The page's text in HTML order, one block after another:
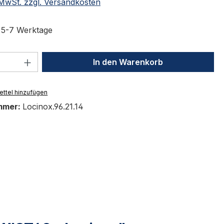
7 Werktage
Anzahl: Gib den gewünschten Wert
In den Warenkorb
hinzufügen
Locinox.96.21.14